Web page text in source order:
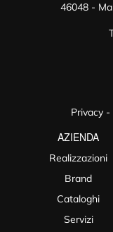
46048 -
Privacy -
AZIENDA
Realizzazioni
Brand
Cataloghi
Servizi